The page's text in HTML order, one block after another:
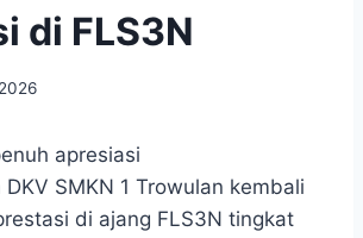
di FLS3N
apresiasi
DKV SMKN 1 Trowulan kembali
di ajang FLS3N tingkat